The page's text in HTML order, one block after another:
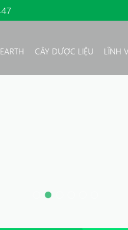
CÂY DƯỢC LIỆU LĨNH